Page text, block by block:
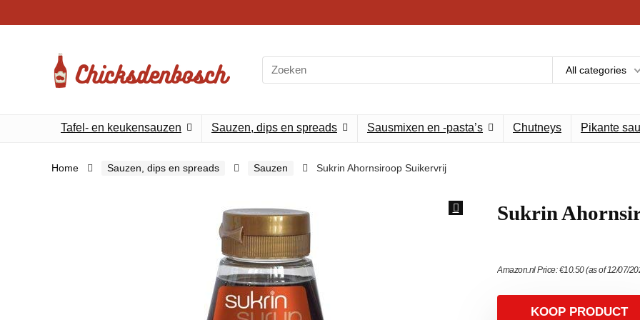
Search
for:
All categories
Tafel- en keukensauzen Sauzen, dips en spreads Sausmixen en -pasta’s Chutneys Pikante
Home Sauzen, dips en spreads Sauzen Sukrin Ahornsiroop Suikervrij
Sukrin
Amazon.nl Price:€10.50(as of 12/07/
KOOP PRODUCT